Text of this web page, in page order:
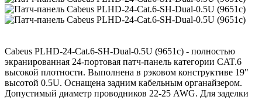
Cabeus PLHD-24-Cat.6-SH-Dual-0.5U (9651c) - полностью
экранированная 24-портовая патч-панель категории CAT.6
высокой плотности. Выполнена в рэковом конструктиве 19"
высотой 0.5U. Оснащена задним кабельным органайзером.
Допустимый диаметр проводников 22-25 AWG. Для заделки